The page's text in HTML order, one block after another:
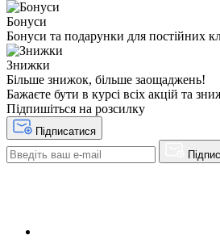
Бонуси
Бонуси та подарунки для постійних
Знижки
Більше знижок, більше заощаджень!
Бажаєте бути в курсі всіх акцій та
Підпишіться на розсилку
Підписатися